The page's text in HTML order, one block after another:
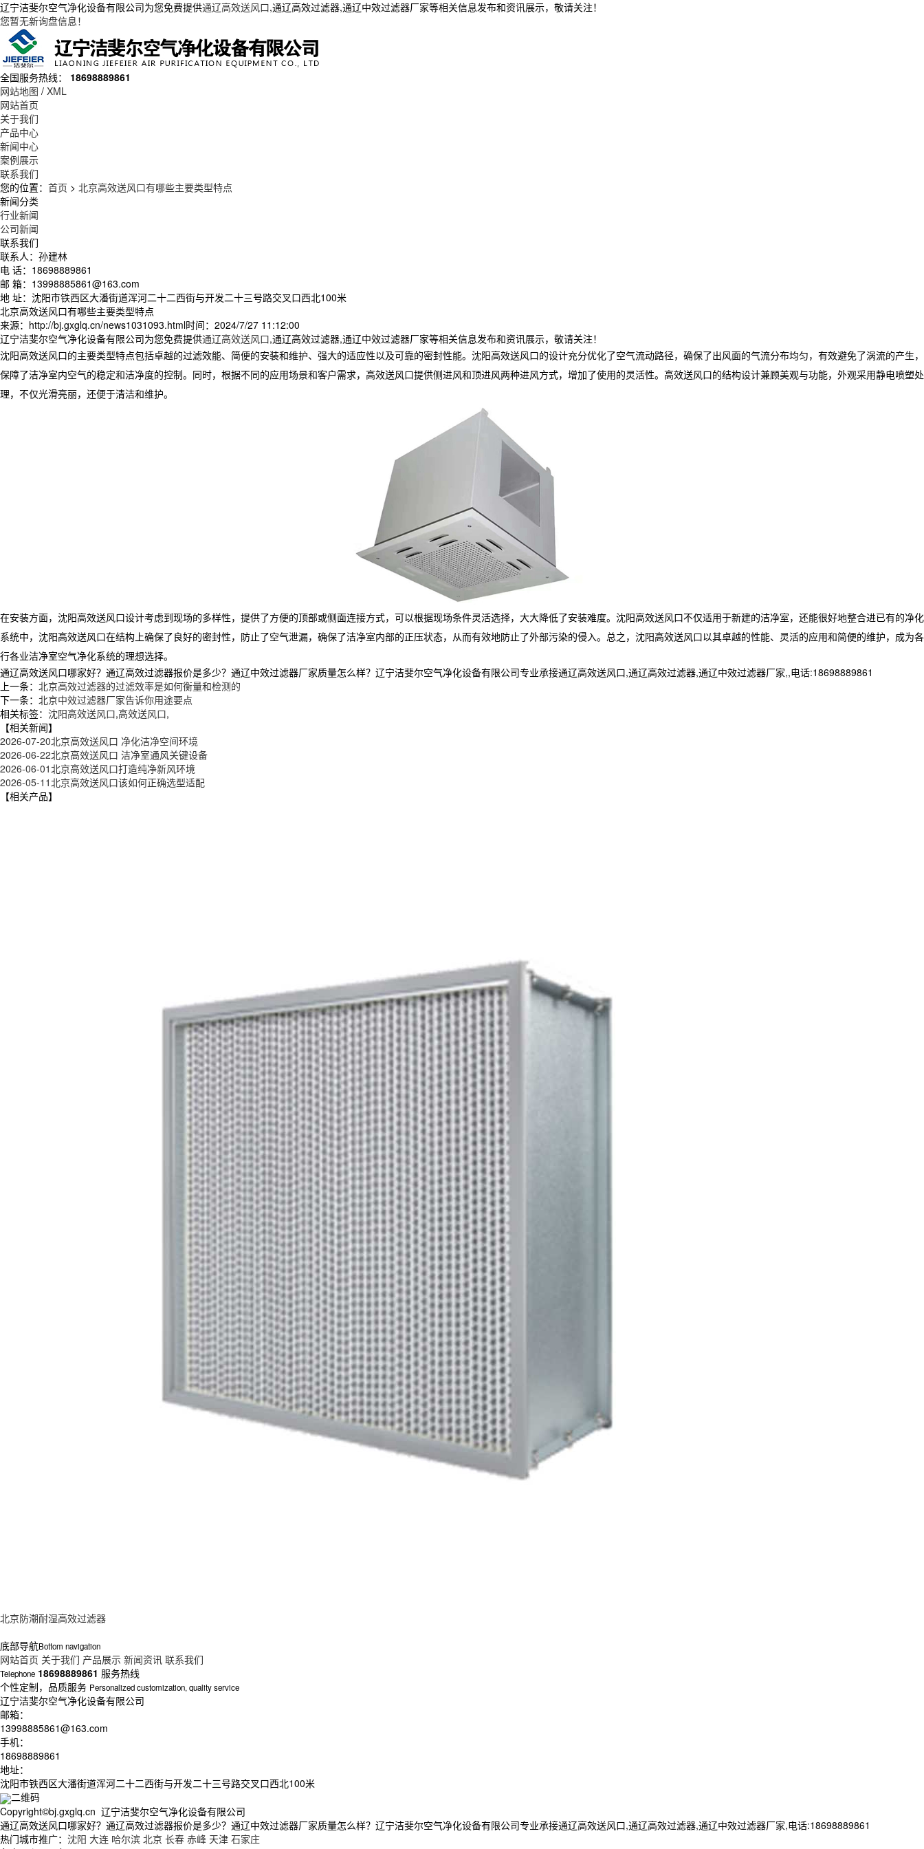
辽宁洁斐尔空气净化设备有限公司为您免费提供通辽高效送风口,通辽高效过滤器,通辽中效过滤器厂家等相关信息发布和资讯展示，敬请关注！
您暂无新询盘信息！
全国服务热线： 18698889861
网站地图 / XML
网站首页
关于我们
产品中心
新闻中心
案例展示
联系我们
您的位置： 首页 > 北京高效送风口有哪些主要类型特点
新闻分类
行业新闻
公司新闻
联系我们
联系人：孙建林
电 话：18698889861
邮 箱：13998885861@163.com
地 址：沈阳市铁西区大潘街道浑河二十二西街与开发二十三号路交叉口西北100米
北京高效送风口有哪些主要类型特点
来源：http://bj.gxglq.cn/news1031093.html时间：2024/7/27 11:12:00
辽宁洁斐尔空气净化设备有限公司为您免费提供通辽高效送风口,通辽高效过滤器,通辽中效过滤器厂家等相关信息发布和资讯展示，敬请关注！
沈阳高效送风口的主要类型特点包括卓越的过滤效能、简便的安装和维护、强大的适应性以及可靠的密封性能。沈阳高效送风口的设计充分优化了空气流动路径，确保了出风面的气流分布均匀，有效避免了涡流的产生，
保障了洁净室内空气的稳定和洁净度的控制。同时，根据不同的应用场景和客户需求，高效送风口提供侧进风和顶进风两种进风方式，增加了使用的灵活性。高效送风口的结构设计兼顾美观与功能，外观采用静电喷塑处
理，不仅光滑亮丽，还便于清洁和维护。
在安装方面，沈阳高效送风口设计考虑到现场的多样性，提供了方便的顶部或侧面连接方式，可以根据现场条件灵活选择，大大降低了安装难度。沈阳高效送风口不仅适用于新建的洁净室，还能很好地整合进已有的净化
系统中，沈阳高效送风口在结构上确保了良好的密封性，防止了空气泄漏，确保了洁净室内部的正压状态，从而有效地防止了外部污染的侵入。总之，沈阳高效送风口以其卓越的性能、灵活的应用和简便的维护，成为各
行各业洁净室空气净化系统的理想选择。
通辽高效送风口哪家好？通辽高效过滤器报价是多少？通辽中效过滤器厂家质量怎么样？辽宁洁斐尔空气净化设备有限公司专业承接通辽高效送风口,通辽高效过滤器,通辽中效过滤器厂家,,电话:18698889861
上一条： 北京高效过滤器的过滤效率是如何衡量和检测的
下一条： 北京中效过滤器厂家告诉你用途要点
相关标签： 沈阳高效送风口,高效送风口,
【相关新闻】
2026-07-20北京高效送风口 净化洁净空间环境
2026-06-22北京高效送风口 洁净室通风关键设备
2026-06-01北京高效送风口打造纯净新风环境
2026-05-11北京高效送风口该如何正确选型适配
【相关产品】
北京防潮耐湿高效过滤器
底部导航Bottom navigation
网站首页 关于我们 产品展示 新闻资讯 联系我们
Telephone 18698889861 服务热线
个性定制，品质服务 Personalized customization, quality service
辽宁洁斐尔空气净化设备有限公司
邮箱：
13998885861@163.com
手机：
18698889861
地址：
沈阳市铁西区大潘街道浑河二十二西街与开发二十三号路交叉口西北100米
二维码
Copyright©bj.gxglq.cn 辽宁洁斐尔空气净化设备有限公司
通辽高效送风口哪家好？通辽高效过滤器报价是多少？通辽中效过滤器厂家质量怎么样？辽宁洁斐尔空气净化设备有限公司专业承接通辽高效送风口,通辽高效过滤器,通辽中效过滤器厂家,电话:18698889861
热门城市推广： 沈阳 大连 哈尔滨 北京 长春 赤峰 天津 石家庄